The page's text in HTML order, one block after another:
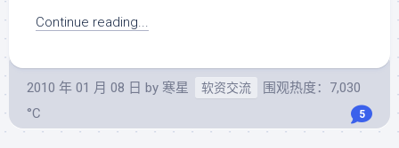
Continue reading...
2010 年 01 月 08 日 by 寒星 软资交流
围观热度：7,030
°C
5